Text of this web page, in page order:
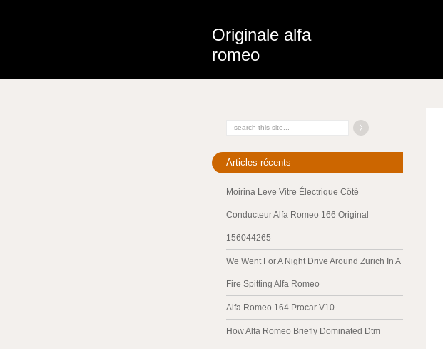
Originale alfa
romeo
Articles récents
Moirina Leve Vitre Électrique Côté
Conducteur Alfa Romeo 166 Original
156044265
We Went For A Night Drive Around Zurich In A
Fire Spitting Alfa Romeo
Alfa Romeo 164 Procar V10
How Alfa Romeo Briefly Dominated Dtm